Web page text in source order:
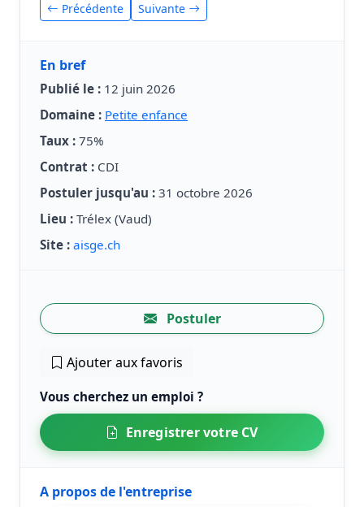
Précédente Suivante
En bref
Publié le : 12 juin 2026
Domaine : Petite enfance
Taux : 75%
Contrat : CDI
Postuler jusqu'au : 31 octobre 2026
Lieu : Trélex (Vaud)
Site : aisge.ch
Postuler
Ajouter aux favoris
Vous cherchez un emploi ?
Enregistrer votre CV
A propos de l'entreprise